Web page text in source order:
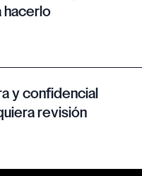
hacerlo
y confidencial
revisión